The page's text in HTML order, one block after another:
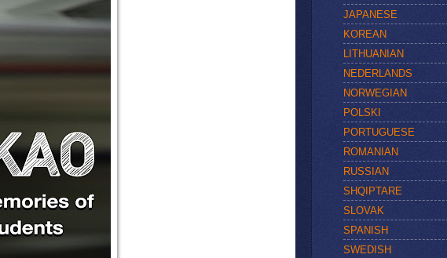
JAPANESE
KOREAN
LITHUANIAN
NEDERLANDS
NORWEGIAN
POLSKI
PORTUGUESE
ROMANIAN
RUSSIAN
SHQIPTARE
SLOVAK
SPANISH
SWEDISH